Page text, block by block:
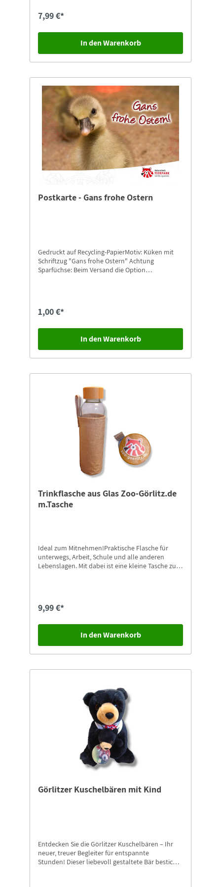
7,99 €*
In den Warenkorb
Postkarte - Gans frohe Ostern
Gedruckt auf Recycling-PapierMotiv: Küken mit
Schriftzug "Gans frohe Ostern" Achtung
Sparfüchse: Beim Versand die Option
1,00 €*
In den Warenkorb
Trinkflasche aus Glas Zoo-Görlitz.de
m.Tasche
Ideal zum Mitnehmen!Praktische Flasche für
unterwegs, Arbeit, Schule und alle anderen
Lebenslagen. Mit dabei ist eine kleine Tasche zum
9,99 €*
In den Warenkorb
Görlitzer Kuschelbären mit Kind
Entdecken Sie die Görlitzer Kuschelbären – Ihr
neuer, treuer Begleiter für entspannte
Stunden! Dieser liebevoll gestaltete Bär besticht